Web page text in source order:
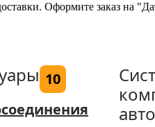
Оформите заказ на
10